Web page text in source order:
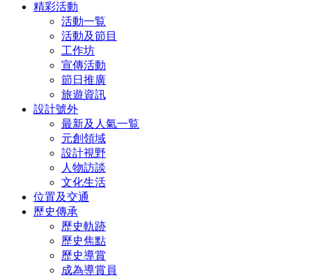
精彩活動
活動一覧
活動及節目
工作坊
宣傳活動
節日推廣
旅遊資訊
設計號外
最新及人氣一覧
元創領域
設計視野
人物訪談
文化生活
位置及交通
歷史傳承
歷史軌跡
歷史焦點
歷史導賞
成為導賞員